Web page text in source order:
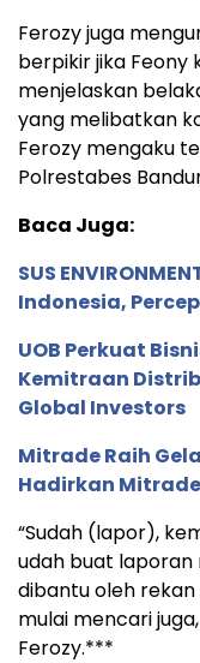
Ferozy juga
berpikir jika Feony
menjelaskan
yang melibatkan
Ferozy mengaku
Polrestabes
Baca Juga:
SUS
Indonesia,
UOB Perkuat
Kemitraan
Global Investors
Mitrade Raih
Hadirkan
“Sudah (lapor),
udah buat laporan
dibantu oleh rekan
mulai mencari
Ferozy.***